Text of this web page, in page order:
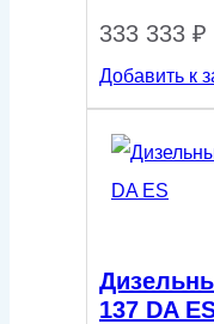
333 333 ₽
Добавить к
137 DA